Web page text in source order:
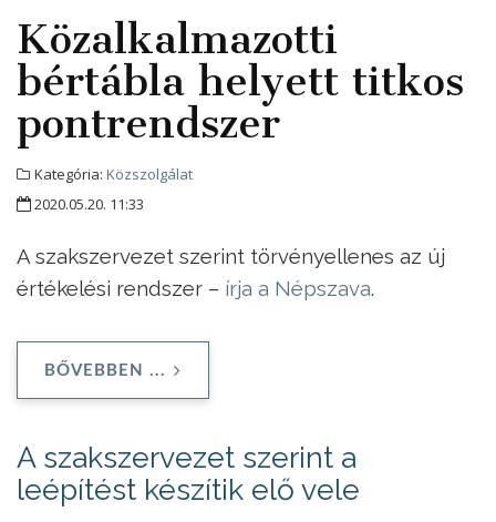
Közalkalmazotti
bértábla helyett titkos
pontrendszer
Kategória: Közszolgálat
2020.05.20. 11:33
A szakszervezet szerint törvényellenes az új
értékelési rendszer – írja a Népszava.
BŐVEBBEN ...
A szakszervezet szerint a
leépítést készítik elő vele